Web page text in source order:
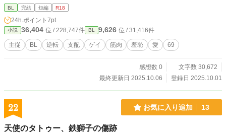
く。薪小屋での屈辱、露天風呂での羞恥、そして賭けの夜――。支配と服従が入
れ混じる激しい行為を通じて、二人は互いの本心と向き合うことになる。 涙の
中の笑み、敗北の先にある解放。閉ざされた雪山という極限状態が、二人の関係
を主従から対等な愛へと変えていく。 作品の魅力・見どころ・特色 主従関係の
逆転という王道展開を、心理描写と肉体描写の両面から丁寧に描写。雪山ロッジ
という閉鎖空間が生み出す緊張感と、失われた鍵を巡る駆け引きが物語に深みを
室・賭けの夜）で、飽きのこない多様なエロティックシーンを展開。 主要登場
人物 蒼真（28歳）：元「奴隷」の立場。思考は冷静だが怠け者という矛盾した
が揺らぎ始める。実は蒼真への愛情を抱いていた。 ストーリー展開 第1話：豪
雪で孤立したロッジで、主従関係が明示される。氷河が鍵を失くしたことに蒼真
均衡が揺らぎ始める。 第3話：薪小屋で完全に立場が逆転。蒼真が主導権を握
BL 完結 短編 R18
24h.ポイント 7pt
小説 36,404 位 / 228,747件 BL 9,626 位 / 31,416件
主従 BL 逆転 支配 ゲイ 筋肉 羞恥 愛 69
感想数 0
文字数 30,672
最終更新日 2025.10.06
登録日 2025.10.01
22 お気に入り追加 13
天使のタトゥー、鉄獅子の傷跡